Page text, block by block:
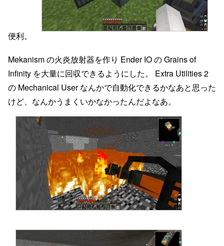
便利。
Mekanism の火炎放射器を作り Ender IO の Grains of
Infinity を大量に回収できるようにした。 Extra Utilities 2
の Mechanical User なんかで自動化できるかなあと思った
けど、なんかうまくいかなかったんだよなあ。